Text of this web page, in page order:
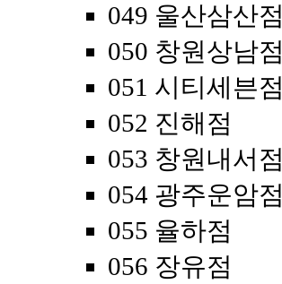
049 울산삼산점
050 창원상남점
051 시티세븐점
052 진해점
053 창원내서점
054 광주운암점
055 율하점
056 장유점